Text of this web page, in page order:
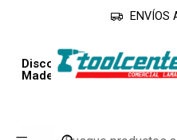
ENVÍOS
Inicio
Disco 12x40 Dientes. Eje
Madera